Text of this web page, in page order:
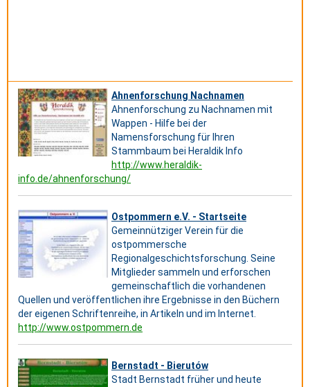
Ahnenforschung Nachnamen
Ahnenforschung zu Nachnamen mit
Wappen - Hilfe bei der
Namensforschung für Ihren
Stammbaum bei Heraldik Info
http://www.heraldik-
info.de/ahnenforschung/
Ostpommern e.V. - Startseite
Gemeinnütziger Verein für die
ostpommersche
Regionalgeschichtsforschung. Seine
Mitglieder sammeln und erforschen
gemeinschaftlich die vorhandenen
Quellen und veröffentlichen ihre Ergebnisse in den Büchern
der eigenen Schriftenreihe, in Artikeln und im Internet.
http://www.ostpommern.de
Bernstadt - Bierutów
Stadt Bernstadt früher und heute